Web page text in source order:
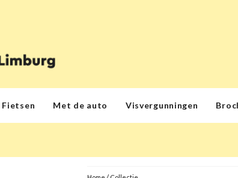
Fietsen Met de auto Visvergunningen